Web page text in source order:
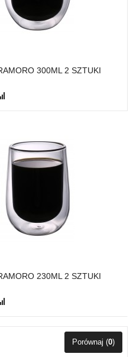
300ML 2 SZTUKI
230ML 2 SZTUKI
Porównaj (0)